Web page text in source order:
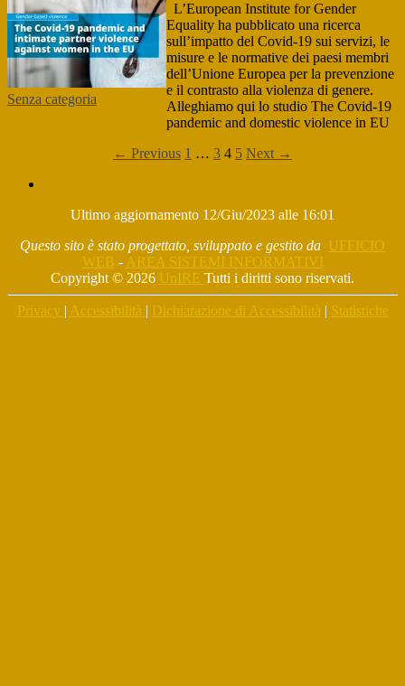
Senza categoria
L’European Institute for Gender
Equality ha pubblicato una ricerca
sull’impatto del Covid-19 sui servizi, le
misure e le normative dei paesi membri
dell’Unione Europea per la prevenzione
e il contrasto alla violenza di genere.
Alleghiamo qui lo studio The Covid-19
pandemic and domestic violence in EU
Paginazione
degli
articoli
← Previous 1 … 3 4 5 Next →
Ultimo aggiornamento 12/Giu/2023 alle 16:01
Questo sito è stato progettato, sviluppato e gestito da UFFICIO
WEB - AREA SISTEMI INFORMATIVI
Copyright © 2026 UnIRE Tutti i diritti sono riservati.
Privacy | Accessibilità | Dichiarazione di Accessibilità | Statistiche